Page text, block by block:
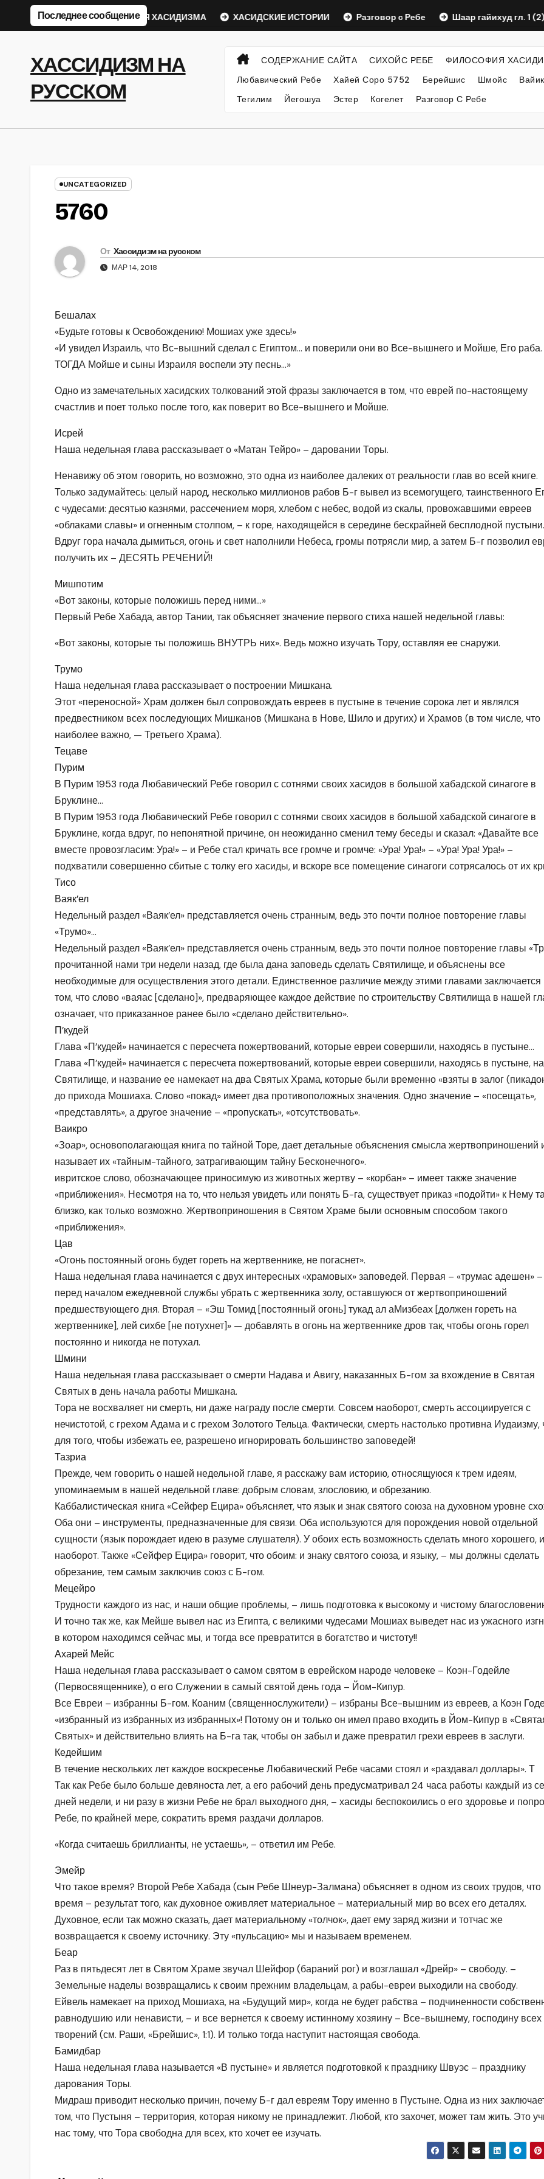
Перейти
Последнее сообщение
ФИЛОСОФИЯ ХАСИДИЗМА ХАСИДСКИЕ ИСТОРИИ Разговор с Ребе Шаар гайихуд гл. 1 (2)
ХАССИДИЗМ НА
РУССКОМ
СОДЕРЖАНИЕ САЙТА СИХОЙС РЕБЕ
ФИЛОСОФИЯ
Любавический Ребе
Хайей Соро 5752 Берейшис Шмойс
Тегилим
Йегошуа Эстер Когелет Разговор С Ребе
UNCATEGORIZED
5760
От Хассидизм на русском
МАР 14, 2018
Бешалах
«Будьте готовы к Освобождению! Мошиах уже здесь!»
«И увидел Израиль, что Вс-вышний сделал с Египтом… и поверили они во Все-вышнего и Мойше, Его раба.
ТОГДА Мойше и сыны Израиля воспели эту песнь…»
Одно из замечательных хасидских толкований этой фразы заключается в том, что еврей по-настоящему
счастлив и поет только после того, как поверит во Все-вышнего и Мойше.
Исрей
Наша недельная глава рассказывает о «Матан Тейро» – даровании Торы.
Ненавижу об этом говорить, но возможно, это одна из наиболее далеких от реальности глав во всей книге.
Только задумайтесь: целый народ, несколько миллионов рабов Б-г вывел из всемогущего, таинственного
с чудесами: десятью казнями, рассечением моря, хлебом с небес, водой из скалы, провожавшими евреев
«облаками славы» и огненным столпом, – к горе, находящейся в середине бескрайней бесплодной пустыни.
Вдруг гора начала дымиться, огонь и свет наполнили Небеса, громы потрясли мир, а затем Б-г позволил
получить их – ДЕСЯТЬ РЕЧЕНИЙ!
Мишпотим
«Вот законы, которые положишь перед ними…»
Первый Ребе Хабада, автор Тании, так объясняет значение первого стиха нашей недельной главы:
«Вот законы, которые ты положишь ВНУТРЬ них». Ведь можно изучать Тору, оставляя ее снаружи.
Трумо
Наша недельная глава рассказывает о построении Мишкана.
Этот «переносной» Храм должен был сопровождать евреев в пустыне в течение сорока лет и являлся
предвестником всех последующих Мишканов (Мишкана в Нове, Шило и других) и Храмов (в том числе, что
наиболее важно, — Третьего Храма).
Тецаве
Пурим
В Пурим 1953 года Любавический Ребе говорил с сотнями своих хасидов в большой хабадской синагоге в
Бруклине…
В Пурим 1953 года Любавический Ребе говорил с сотнями своих хасидов в большой хабадской синагоге в
Бруклине, когда вдруг, по непонятной причине, он неожиданно сменил тему беседы и сказал: «Давайте все
вместе провозгласим: Ура!» – и Ребе стал кричать все громче и громче: «Ура! Ура!» – «Ура! Ура! Ура!» –
подхватили совершенно сбитые с толку его хасиды, и вскоре все помещение синагоги сотрясалось от их
Тисо
Ваяк’ел
Недельный раздел «Ваяк’ел» представляется очень странным, ведь это почти полное повторение главы
«Трумо»…
Недельный раздел «Ваяк’ел» представляется очень странным, ведь это почти полное повторение главы
прочитанной нами три недели назад, где была дана заповедь сделать Святилище, и объяснены все
необходимые для осуществления этого детали. Единственное различие между этими главами заключается
том, что слово «ваяас [сделано]», предваряющее каждое действие по строительству Святилища в нашей
означает, что приказанное ранее было «сделано действительно».
П’кудей
Глава «П’кудей» начинается с пересчета пожертвований, которые евреи совершили, находясь в пустыне…
Глава «П’кудей» начинается с пересчета пожертвований, которые евреи совершили, находясь в пустыне, на
Святилище, и название ее намекает на два Святых Храма, которые были временно «взяты в залог
до прихода Мошиаха. Слово «покад» имеет два противоположных значения. Одно значение – «посещать»,
«представлять», а другое значение – «пропускать», «отсутствовать».
Ваикро
«Зоар», основополагающая книга по тайной Торе, дает детальные объяснения смысла жертвоприношений
называет их «тайным-тайного, затрагивающим тайну Бесконечного».
ивритское слово, обозначающее приносимую из животных жертву – «корбан» – имеет также значение
«приближения». Несмотря на то, что нельзя увидеть или понять Б-га, существует приказ «подойти» к Нему
близко, как только возможно. Жертвоприношения в Святом Храме были основным способом такого
«приближения».
Цав
«Огонь постоянный огонь будет гореть на жертвеннике, не погаснет».
Наша недельная глава начинается с двух интересных «храмовых» заповедей. Первая – «трумас адешен» –
перед началом ежедневной службы убрать с жертвенника золу, оставшуюся от жертвоприношений
предшествующего дня. Вторая – «Эш Томид [постоянный огонь] тукад ал аМизбеах [должен гореть на
жертвеннике], лей сихбе [не потухнет]» — добавлять в огонь на жертвеннике дров так, чтобы огонь горел
постоянно и никогда не потухал.
Шмини
Наша недельная глава рассказывает о смерти Надава и Авигу, наказанных Б-гом за вхождение в Святая
Святых в день начала работы Мишкана.
Тора не восхваляет ни смерть, ни даже награду после смерти. Совсем наоборот, смерть ассоциируется с
нечистотой, с грехом Адама и с грехом Золотого Тельца. Фактически, смерть настолько противна Иудаизму,
для того, чтобы избежать ее, разрешено игнорировать большинство заповедей!
Тазриа
Прежде, чем говорить о нашей недельной главе, я расскажу вам историю, относящуюся к трем идеям,
упоминаемым в нашей недельной главе: добрым словам, злословию, и обрезанию.
Каббалистическая книга «Сейфер Ецира» объясняет, что язык и знак святого союза на духовном уровне
Оба они – инструменты, предназначенные для связи. Оба используются для порождения новой отдельной
сущности (язык порождает идею в разуме слушателя). У обоих есть возможность сделать много хорошего, и
наоборот. Также «Сейфер Ецира» говорит, что обоим: и знаку святого союза, и языку, – мы должны сделать
обрезание, тем самым заключив союз с Б-гом.
Мецейро
Трудности каждого из нас, и наши общие проблемы, – лишь подготовка к высокому и чистому
И точно так же, как Мейше вывел нас из Египта, с великими чудесами Мошиах выведет нас из ужасного
в котором находимся сейчас мы, и тогда все превратится в богатство и чистоту!!
Ахарей Мейс
Наша недельная глава рассказывает о самом святом в еврейском народе человеке – Коэн-Годейле
(Первосвященнике), о его Служении в самый святой день года – Йом-Кипур.
Все Евреи – избранны Б-гом. Коаним (священнослужители) – избраны Все-вышним из евреев, а Коэн
«избранный из избранных из избранных»! Потому он и только он имел право входить в Йом-Кипур в
Святых» и действительно влиять на Б-га так, чтобы он забыл и даже превратил грехи евреев в заслуги.
Кедейшим
В течение нескольких лет каждое воскресенье Любавический Ребе часами стоял и «раздавал доллары». Т
Так как Ребе было больше девяноста лет, а его рабочий день предусматривал 24 часа работы каждый из
дней недели, и ни разу в жизни Ребе не брал выходного дня, – хасиды беспокоились о его здоровье и
Ребе, по крайней мере, сократить время раздачи долларов.
«Когда считаешь бриллианты, не устаешь», – ответил им Ребе.
Эмейр
Что такое время? Второй Ребе Хабада (сын Ребе Шнеур-Залмана) объясняет в одном из своих трудов, что
время – результат того, как духовное оживляет материальное – материальный мир во всех его деталях.
Духовное, если так можно сказать, дает материальному «толчок», дает ему заряд жизни и тотчас же
возвращается к своему источнику. Эту «пульсацию» мы и называем временем.
Беар
Раз в пятьдесят лет в Святом Храме звучал Шейфор (бараний рог) и возглашал «Дрейр» – свободу. –
Земельные наделы возвращались к своим прежним владельцам, а рабы-евреи выходили на свободу.
Ейвель намекает на приход Мошиаха, на «Будущий мир», когда не будет рабства – подчиненности
равнодушию или ненависти, – и все вернется к своему истинному хозяину – Все-вышнему, господину всех
творений (см. Раши, «Брейшис», 1:1). И только тогда наступит настоящая свобода.
Бамидбар
Наша недельная глава называется «В пустыне» и является подготовкой к празднику Швуэс – празднику
дарования Торы.
Мидраш приводит несколько причин, почему Б-г дал евреям Тору именно в Пустыне. Одна из них
том, что Пустыня – территория, которая никому не принадлежит. Любой, кто захочет, может там жить. Это
нас тому, что Тора свободна для всех, кто хочет ее изучать.